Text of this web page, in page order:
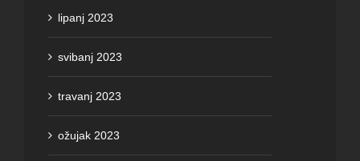
lipanj 2023
svibanj 2023
travanj 2023
ožujak 2023